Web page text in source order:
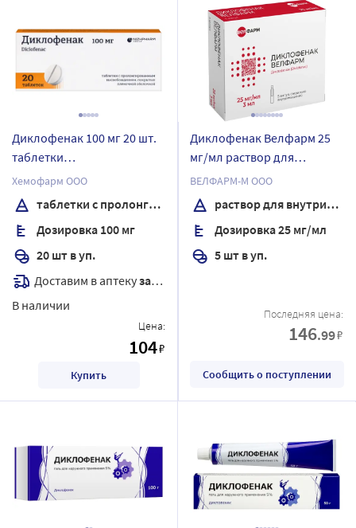
Диклофенак 100 мг 20 шт.
таблетки
пролонгированные
покрытые пленочной
оболочкой
Хемофарм ООО
таблетки с пролонгированным высвобождением, покрытые пленочной оболочкой
Дозировка 100 мг
20 шт в уп.
Доставим в аптекузавтра
В наличии
Цена:
104₽
Купить
Диклофенак Велфарм 25
мг/мл раствор для
внутримышечного
введения 3 мл ампулы 5
шт.
ВЕЛФАРМ-М ООО
раствор для внутримышечного введения
Дозировка 25 мг/мл
5 шт в уп.
Последняя цена:
146.99₽
Сообщить о поступлении